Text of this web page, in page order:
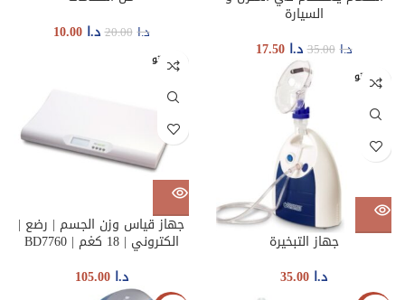
السيارة
د.ا 35.00 د.ا 17.50
د.ا 20.00 د.ا 10.00
غير متو
فر
جهاز قياس وزن الجسم | رضع |
الكتروني | 18 كغم | BD7760
د.ا 105.00
غير متو
فر
جهاز التبخيرة
د.ا 35.00